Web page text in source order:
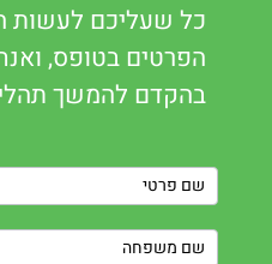
כל שעליכם לעשות
הפרטים בטופס,
בהקדם להמשך
Contact
Us